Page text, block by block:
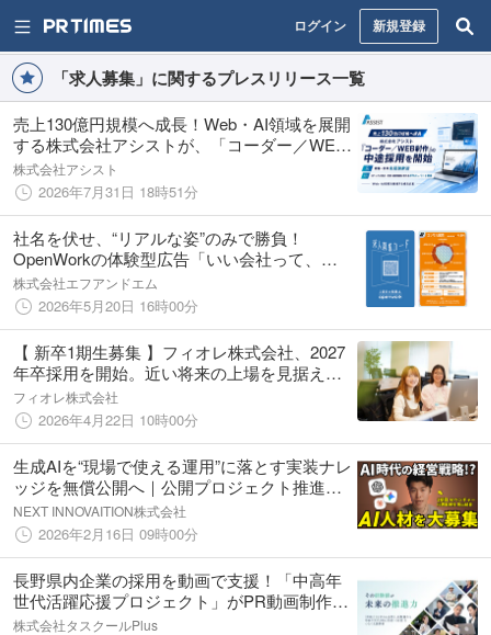
ログイン 新規登録
「求人募集」に関するプレスリリース一覧
売上130億円規模へ成長！Web・AI領域を展開
する株式会社アシストが、「コーダー／WEB
制作」の中途採用を開始
株式会社アシスト
2026年7月31日 18時51分
社名を伏せ、“リアルな姿”のみで勝負！
OpenWorkの体験型広告「いい会社って、な
んだろう。」（阪急大阪梅田駅）に参画しま
す
株式会社エフアンドエム
2026年5月20日 16時00分
【 新卒1期生募集 】フィオレ株式会社、2027
年卒採用を開始。近い将来の上場を見据えた
組織強化へ
フィオレ株式会社
2026年4月22日 10時00分
生成AIを“現場で使える運用”に落とす実装ナレ
ッジを無償公開へ｜公開プロジェクト推進に
伴い「YouTube動画編集者」「AI駆動開発エ
ンジニア」「AI/DXコンサルタント」の募集を
開始
NEXT INNOVAITION株式会社
2026年2月16日 09時00分
長野県内企業の採用を動画で支援！「中高年
世代活躍応援プロジェクト」がPR動画制作に
参加する企業を公募
株式会社タスクールPlus